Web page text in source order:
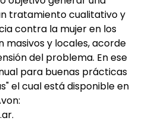
tratamiento cualitativo y
contra la mujer en los
masivos y locales, acorde
del problema. En ese
para buenas prácticas
el cual está disponible en